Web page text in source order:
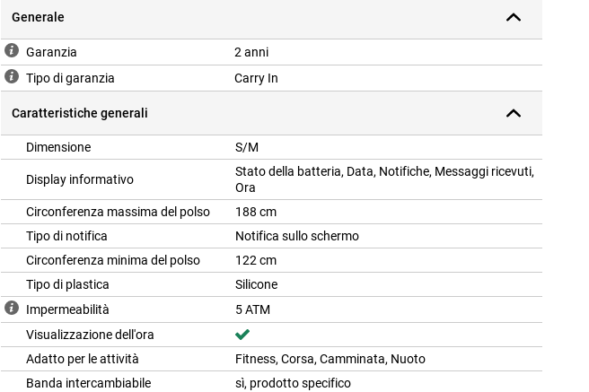
Generale
Garanzia
2 anni
Tipo di garanzia
Carry In
Caratteristiche generali
Dimensione S/M
Display informativo
Stato della batteria, Data, Notifiche, Messaggi ricevuti,
Ora
Circonferenza massima del polso
188 cm
Tipo di notifica
Notifica sullo schermo
Circonferenza minima del polso
122 cm
Tipo di plastica
Silicone
Impermeabilità
5 ATM
Visualizzazione dell'ora
Adatto per le attività
Fitness, Corsa, Camminata, Nuoto
Banda intercambiabile
sì, prodotto specifico